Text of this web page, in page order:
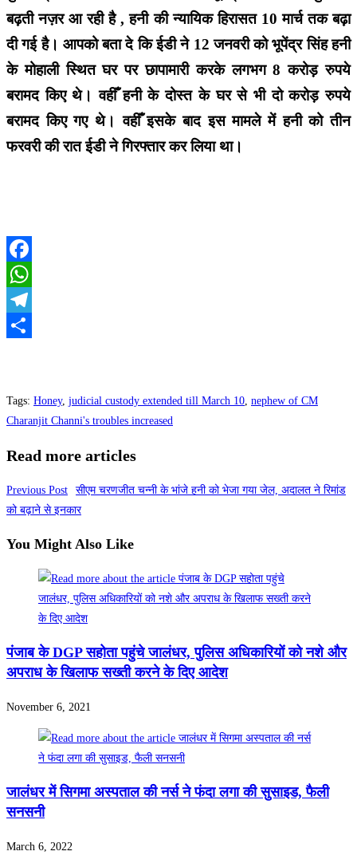
बढ़ती नज़र आ रही है , हनी की न्यायिक हिरासत 10 मार्च तक बढ़ा
दी गई है। आपको बता दे कि ईडी ने 12 जनवरी को भूपेंद्र सिंह हनी
के मोहाली स्थित घर पर छापामारी करके लगभग 8 करोड़ रुपये
बरामद किए थे। वहीँ हनी के दोस्त के घर से भी दो करोड़ रुपये
बरामद किए गए थे। वहीँ इसके बाद इस मामले में हनी को तीन
फरवरी की रात ईडी ने गिरफ्तार कर लिया था।
Facebook
WhatsApp
Telegram
Tags: Honey, judicial custody extended till March 10, nephew of CM
Charanjit Channi's troubles increased
Read more articles
Previous Post
सीएम चरणजीत चन्नी के भांजे हनी को भेजा गया जेल, अदालत ने रिमांड
को बढ़ाने से इनकार
You Might Also Like
पंजाब के DGP सहोता पहुंचे जालंधर, पुलिस अधिकारियों को नशे और
अपराध के खिलाफ सख्ती करने के दिए आदेश
November 6, 2021
जालंधर में सिगमा अस्पताल की नर्स ने फंदा लगा की सुसाइड, फैली
सनसनी
March 6, 2022